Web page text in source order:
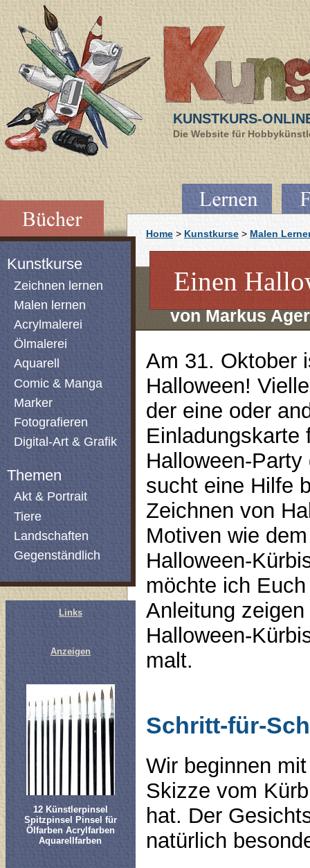
KUNSTKURS-
Die Website für
Kunstkurse
Zeichnen lernen
Malen lernen
Acrylmalerei
Ölmalerei
Aquarell
Comic & Manga
Marker
Fotografieren
Digital-Art & Grafik
Themen
Akt & Portrait
Tiere
Landschaften
Gegenständlich
Links
Anzeigen
12 Künstlerpinsel
Spitzpinsel Pinsel für
Ölfarben Acrylfarben
Aquarellfarben
Home > Kunstkurse > Malen
Einen
von Markus
Am 31. Oktober
Halloween!
der eine oder
Einladungskarte
Halloween-
sucht eine Hilfe
Zeichnen von
Motiven wie
Halloween-
möchte ich
Anleitung
Halloween-
malt.
Schritt-für-
Wir beginnen
Skizze vom
hat. Der
natürlich